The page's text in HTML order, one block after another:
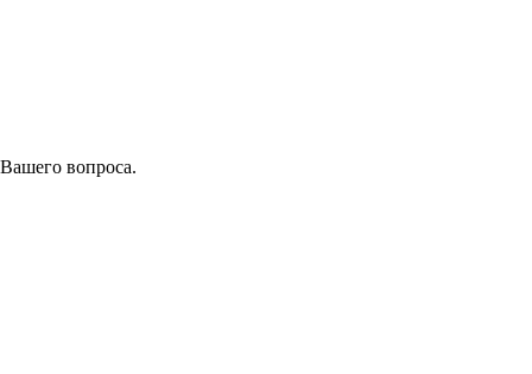
вопроса.